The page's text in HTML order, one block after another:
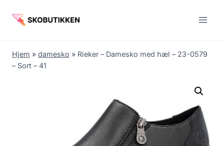
Hjem » damesko » Rieker – Damesko med hæl – 23-0579
– Sort – 41